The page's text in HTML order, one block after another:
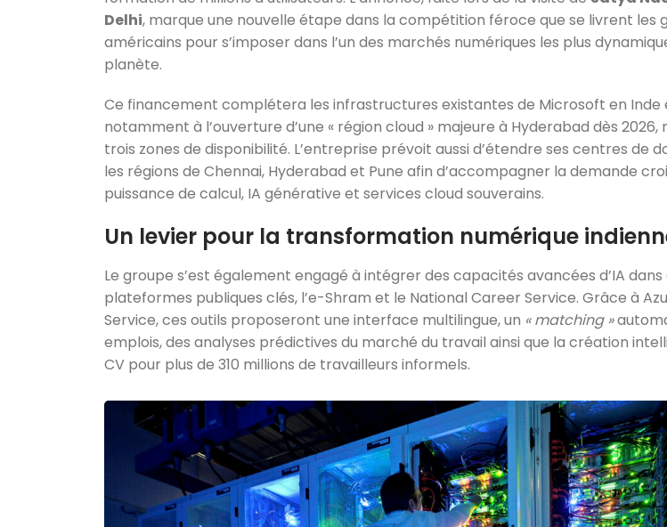
Delhi, marque une nouvelle étape dans la compétition féroce que se livrent les
américains pour s’imposer dans l’un des marchés numériques les plus
planète.
Ce financement complétera les infrastructures existantes de Microsoft en Inde
notamment à l’ouverture d’une « région cloud » majeure à Hyderabad dès
trois zones de disponibilité. L’entreprise prévoit aussi d’étendre ses centres de
les régions de Chennai, Hyderabad et Pune afin d’accompagner la demande
puissance de calcul, IA générative et services cloud souverains.
Un levier pour la transformation numérique
Le groupe s’est également engagé à intégrer des capacités avancées d’IA dans
plateformes publiques clés, l’e-Shram et le National Career Service. Grâce à
Service, ces outils proposeront une interface multilingue, un « matching »
emplois, des analyses prédictives du marché du travail ainsi que la création
CV pour plus de 310 millions de travailleurs informels.